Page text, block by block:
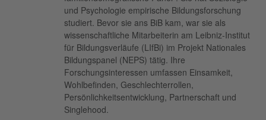
und Psychologie empirische Bildungsforschung
studiert. Bevor sie ans BiB kam, war sie als
wissenschaftliche Mitarbeiterin am Leibniz-Institut
für Bildungsverläufe (LIfBi) im Projekt Nationales
Bildungspanel (NEPS) tätig. Ihre
Forschungsinteressen umfassen Einsamkeit,
Wohlbefinden, Geschlechterrollen,
Persönlichkeitsentwicklung, Partnerschaft und
Singlehood.